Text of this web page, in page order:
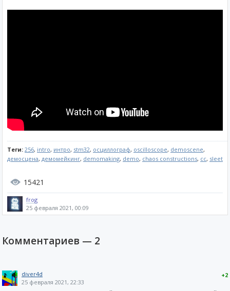
Теги: 256, intro, интро, stm32, осциллограф, oscilloscope, demoscene,
демосцена, демомейкинг, demomaking, demo, chaos constructions, cc, sleet
15421
frog
25 февраля 2021, 00:09
Комментариев — 2
+2
diver4d
25 февраля 2021, 22:33